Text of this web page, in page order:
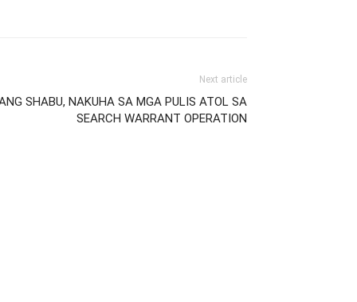
Next article
SHABU, NAKUHA SA MGA PULIS ATOL SA
SEARCH WARRANT OPERATION